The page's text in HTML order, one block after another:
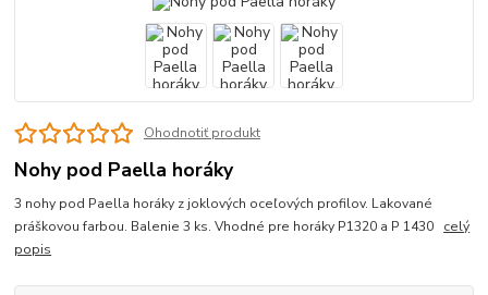
Ohodnotiť produkt
Nohy pod Paella horáky
3 nohy pod Paella horáky z joklových oceľových profilov. Lakované
práškovou farbou. Balenie 3 ks. Vhodné pre horáky P1320 a P 1430 celý
popis